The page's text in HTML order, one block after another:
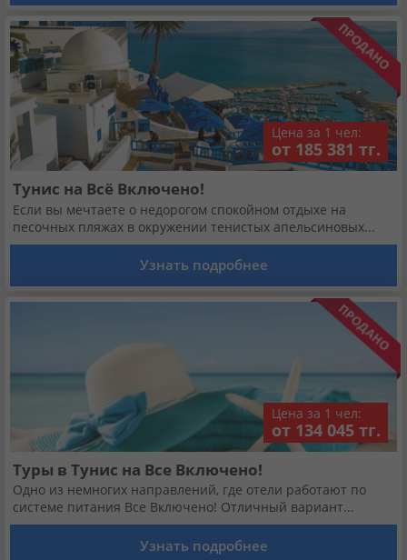
Цена за 1 чел:
от 185 381 тг.
Тунис на Всё Включено!
Если вы мечтаете о недорогом спокойном отдыхе на
песочных пляжах в окружении тенистых апельсиновых...
Узнать подробнее
Цена за 1 чел:
от 134 045 тг.
Туры в Тунис на Все Включено!
Одно из немногих направлений, где отели работают по
системе питания Все Включено! Отличный вариант...
Узнать подробнее